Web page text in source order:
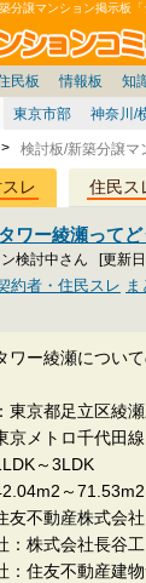
分譲マンション掲示板
東京市部 神奈川/
民板
川 埼玉/千葉/関東
情報板
ムログ出張所 暮
知
デベ/ゼネコン
移住相談 リゾ
座談会/対談 ブ
近畿 北海道
奈川県 千葉県
建売住宅 戸建質問
検討板/新築分譲マ
レ 住民ス
ワー綾瀬ってど
検討中さん [更新
約者・住民スレ ま
ワー綾瀬につい
東京都足立区綾
京メトロ千代田
～3LDK
～71.53m2
友不動産株式会社
：株式会社長谷
：住友不動産建